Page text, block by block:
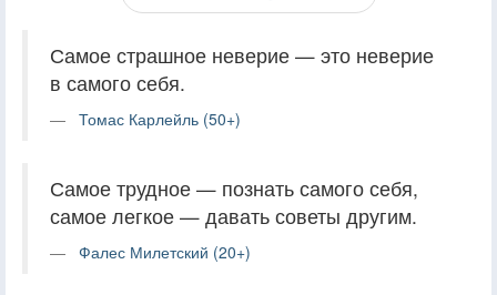
Самое страшное неверие — это неверие
в самого себя.
Томас Карлейль (50+)
Самое трудное — познать самого себя,
самое легкое — давать советы другим.
Фалес Милетский (20+)